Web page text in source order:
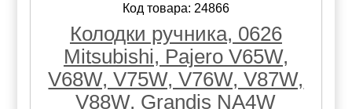
Код товара: 24866
Колодки ручника, 0626
Mitsubishi, Pajero V65W,
V68W, V75W, V76W, V87W,
V88W, Grandis NA4W